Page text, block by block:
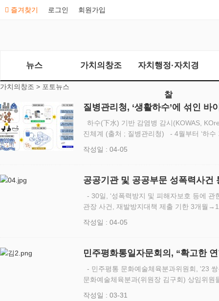
즐겨찾기 로그인 회원가입
뉴스 가치의창조 자치행정·자치경
찰
가치의창조 > 포토뉴스
질병관리청, ‘생활하수’에 섞인 바
염병 감시하다
진체계 (출처 ; 질병관리청) - 4월부터 ‘하수
작성일 : 04-05
공공기관 및 공공부문 성폭력사건
과태료 부과
- 30일, ‘성폭력방지 및 피해자보호 등에 관
관장 사건, 재발방지대책 제출 기한 3개월
정명령과 과태료가…
작성일 : 04-05
민주평화통일자문회의, “확고한
장을 찾아서
- 민주평통 문화예술체육분과위원회, '23
문화예술체육분과(위원장 김구회) 상임위
작성일 : 03-31